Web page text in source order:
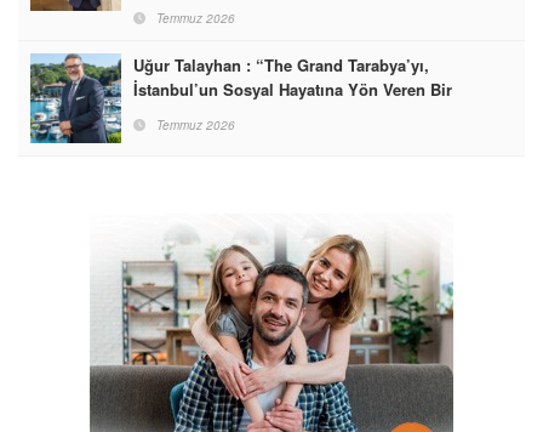
Temmuz 2026
Uğur Talayhan : “The Grand Tarabya’yı,
İstanbul’un Sosyal Hayatına Yön Veren Bir
Destinasyon Haline Getirmeyi Hedefliyorum”
Temmuz 2026